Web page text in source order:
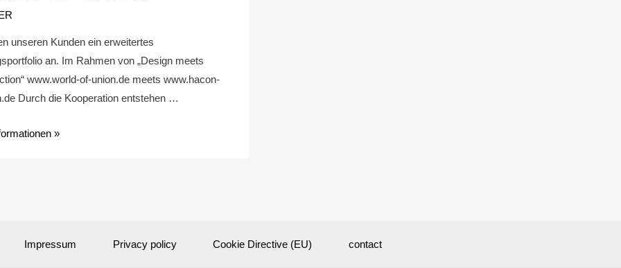
unseren Kunden ein erweitertes
an. Im Rahmen von „Design meets
www.world-of-union.de meets www.hacon-
Durch die Kooperation entstehen …
»
Impressum Privacy policy Cookie Directive (EU) contact